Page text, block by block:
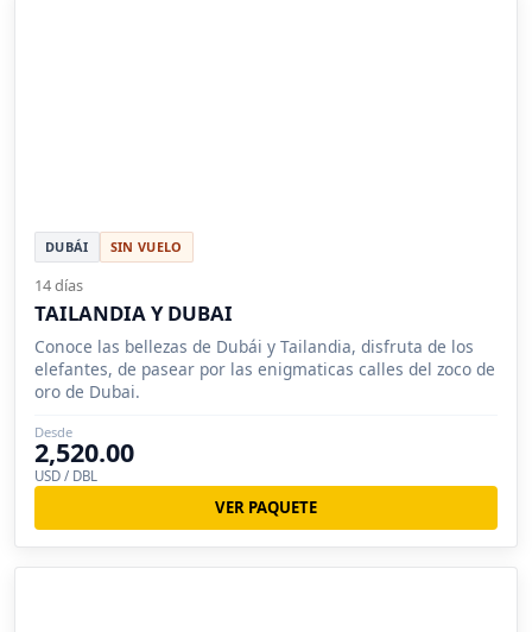
DUBÁI SIN VUELO
14 días
TAILANDIA Y DUBAI
Conoce las bellezas de Dubái y Tailandia, disfruta de los
elefantes, de pasear por las enigmaticas calles del zoco de
oro de Dubai.
Desde
2,520.00
USD / DBL
VER PAQUETE